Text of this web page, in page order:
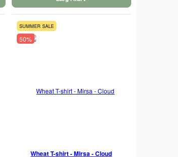
SUMMER SALE
50%
Wheat T-shirt - Mirsa - Cloud